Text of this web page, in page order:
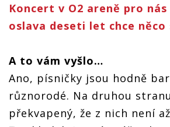
Koncert v O2 areně pro nás
oslava deseti let chce něco
A to vám vyšlo…
Ano, písničky jsou hodně
různorodé. Na druhou
překvapený, že z nich není